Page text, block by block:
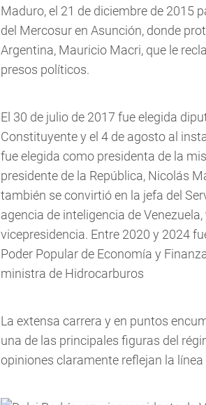
Maduro, el 21 de diciembre de 2015
del Mercosur en Asunción, donde
Argentina, Mauricio Macri, que le
presos políticos.
El 30 de julio de 2017 fue elegida
Constituyente y el 4 de agosto al
fue elegida como presidenta de la
presidente de la República, Nicolás
también se convirtió en la jefa del
agencia de inteligencia de
vicepresidencia. Entre 2020 y 2024
Poder Popular de Economía y
ministra de Hidrocarburos
La extensa carrera y en puntos
una de las principales figuras del
opiniones claramente reflejan la